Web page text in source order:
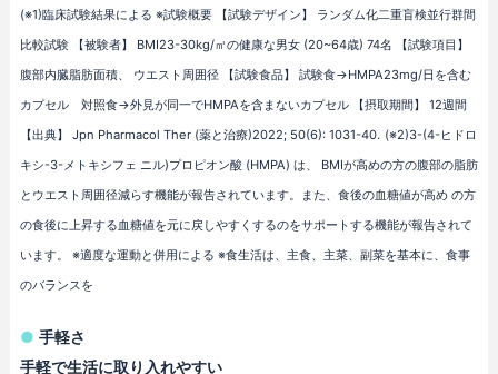
(※1)臨床試験結果による ※試験概要 【試験デザイン】 ランダム化二重盲検並行群間
比較試験 【被験者】 BMI23-30kg/㎡の健康な男女 (20~64歳) 74名 【試験項目】
腹部内臓脂肪面積、 ウエスト周囲径 【試験食品】 試験食→HMPA23mg/日を含む
カプセル 対照食→外見が同一でHMPAを含まないカプセル 【摂取期間】 12週間
【出典】 Jpn Pharmacol Ther (薬と治療)2022; 50(6): 1031-40. (※2)3-(4-ヒドロ
キシ-3-メトキシフェ ニル)プロピオン酸 (HMPA) は、 BMIが高めの方の腹部の脂肪
とウエスト周囲径減らす機能が報告されています。また、食後の血糖値が高め の方
の食後に上昇する血糖値を元に戻しやすくするのをサポートする機能が報告されて
います。 ※適度な運動と併用による ※食生活は、主食、主菜、副菜を基本に、食事
のバランスを
手軽さ
手軽で生活に取り入れやすい